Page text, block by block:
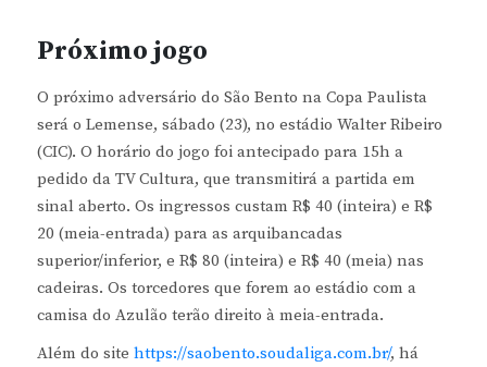
Próximo jogo
O próximo adversário do São Bento na Copa Paulista
será o Lemense, sábado (23), no estádio Walter Ribeiro
(CIC). O horário do jogo foi antecipado para 15h a
pedido da TV Cultura, que transmitirá a partida em
sinal aberto. Os ingressos custam R$ 40 (inteira) e R$
20 (meia-entrada) para as arquibancadas
superior/inferior, e R$ 80 (inteira) e R$ 40 (meia) nas
cadeiras. Os torcedores que forem ao estádio com a
camisa do Azulão terão direito à meia-entrada.
Além do site https://saobento.soudaliga.com.br/, há